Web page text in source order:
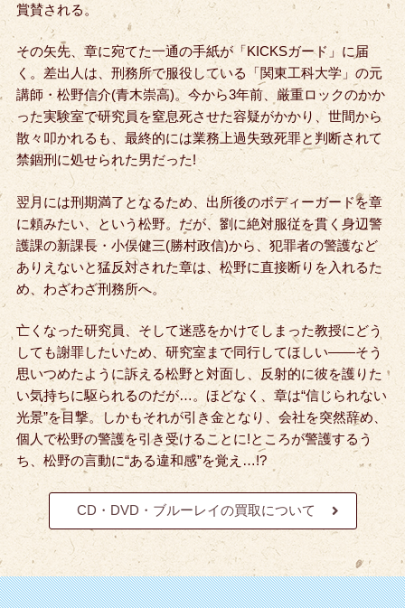
賞賛される。
その矢先、章に宛てた一通の手紙が「KICKSガード」に届
く。 差出人は、刑務所で服役している「関東工科大学」の元
講師・松野信介(青木崇高)。今から3年前、厳重ロックのかか
った実験室で研究員を窒息死させた容疑がかかり、世間から
散々叩かれるも、最終的には業務上過失致死罪と判断されて
禁錮刑に処せられた男だった!
翌月には刑期満了となるため、出所後のボディーガードを章
に頼みたい、という松野。 だが、劉に絶対服従を貫く身辺警
護課の新課長・小俣健三(勝村政信)から、犯罪者の警護など
ありえないと猛反対された章は、松野に直接断りを入れるた
め、わざわざ刑務所へ。
亡くなった研究員、そして迷惑をかけてしまった教授にどう
しても謝罪したいため、研究室まで同行してほしい――そう
思いつめたように訴える松野と対面し、反射的に彼を護りた
い気持ちに駆られるのだが…。 ほどなく、章は“信じられない
光景”を目撃。しかもそれが引き金となり、会社を突然辞め、
個人で松野の警護を引き受けることに!ところが警護するう
ち、松野の言動に“ある違和感”を覚え…!?
CD・DVD・ブルーレイの買取について